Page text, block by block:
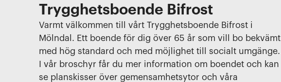
Trygghetsboende Bifrost
Varmt välkommen till vårt Trygghetsboende Bifrost i
Mölndal. Ett boende för dig över 65 år som vill bo bekvämt
med hög standard och med möjlighet till socialt umgänge.
I vår broschyr får du mer information om boendet och kan
se planskisser över gemensamhetsytor och våra